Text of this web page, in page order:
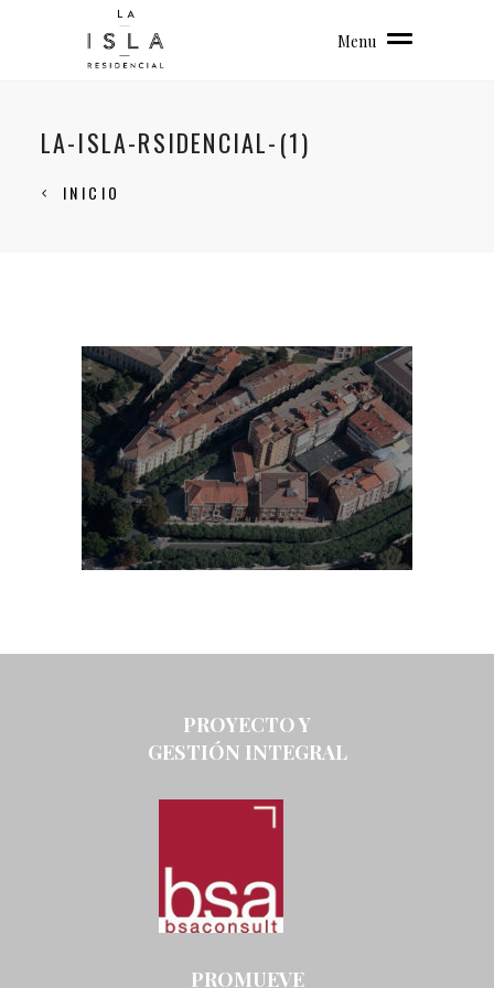
Menu
LA-ISLA-RSIDENCIAL-(1)
INICIO
PROYECTO Y
GESTIÓN INTEGRAL
PROMUEVE